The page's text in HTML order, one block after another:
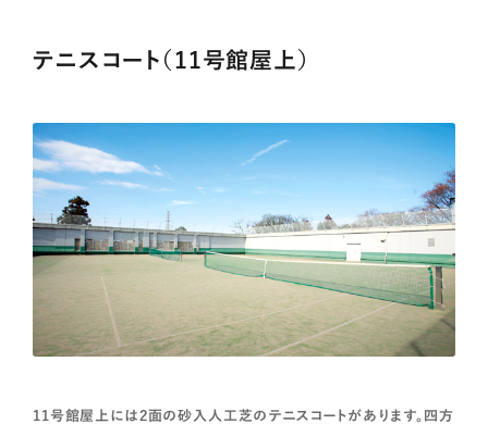
テニスコート（11号館屋上）
11号館屋上には2面の砂入人工芝のテニスコートがあります。四方